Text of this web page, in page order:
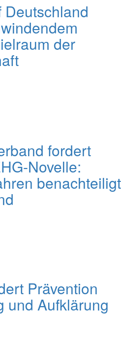
Deutschland
der
fordert
Novelle:
benachteiligt
Prävention
und Aufklärung